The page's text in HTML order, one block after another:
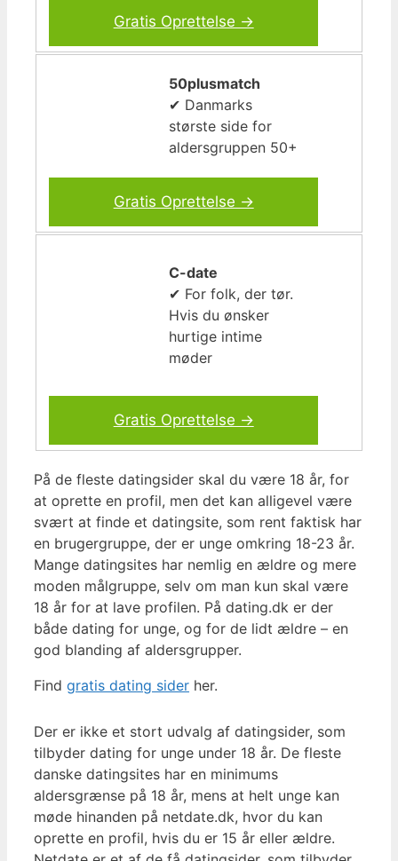
Gratis Oprettelse →
50plusmatch
✔ Danmarks
største side for
aldersgruppen 50+
Gratis Oprettelse →
C-date
✔ For folk, der tør.
Hvis du ønsker
hurtige intime
møder
Gratis Oprettelse →
På de fleste datingsider skal du være 18 år, for
at oprette en profil, men det kan alligevel være
svært at finde et datingsite, som rent faktisk har
en brugergruppe, der er unge omkring 18-23 år.
Mange datingsites har nemlig en ældre og mere
moden målgruppe, selv om man kun skal være
18 år for at lave profilen. På dating.dk er der
både dating for unge, og for de lidt ældre – en
god blanding af aldersgrupper.
Find gratis dating sider her.
Der er ikke et stort udvalg af datingsider, som
tilbyder dating for unge under 18 år. De fleste
danske datingsites har en minimums
aldersgrænse på 18 år, mens at helt unge kan
møde hinanden på netdate.dk, hvor du kan
oprette en profil, hvis du er 15 år eller ældre.